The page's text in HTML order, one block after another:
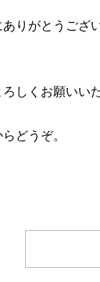
りがとうござい
しくお願いい
どうぞ。